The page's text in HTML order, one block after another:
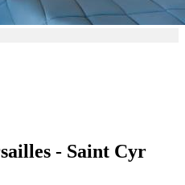
- Saint Cyr